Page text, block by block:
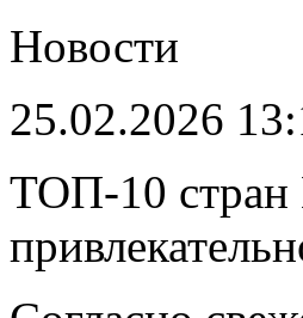
Новости
25.02.2026
ТОП-10 стран